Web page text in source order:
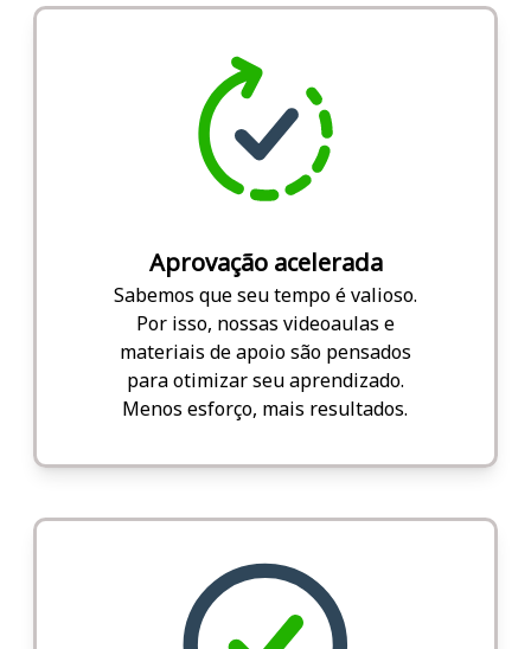
Aprovação acelerada
Sabemos que seu tempo é valioso.
Por isso, nossas videoaulas e
materiais de apoio são pensados
para otimizar seu aprendizado.
Menos esforço, mais resultados.